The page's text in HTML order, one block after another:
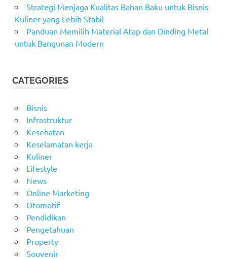
Strategi Menjaga Kualitas Bahan Baku untuk Bisnis
Kuliner yang Lebih Stabil
Panduan Memilih Material Atap dan Dinding Metal
untuk Bangunan Modern
CATEGORIES
Bisnis
Infrastruktur
Kesehatan
Keselamatan kerja
Kuliner
Lifestyle
News
Online Marketing
Otomotif
Pendidikan
Pengetahuan
Property
Souvenir